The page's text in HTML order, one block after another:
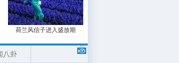
荷兰风信子进入盛放期
八卦